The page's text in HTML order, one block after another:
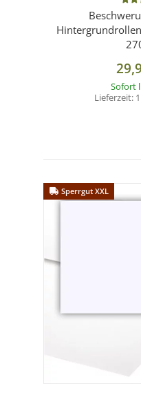
Sofort
Lieferzeit:
Sperrgut XXL